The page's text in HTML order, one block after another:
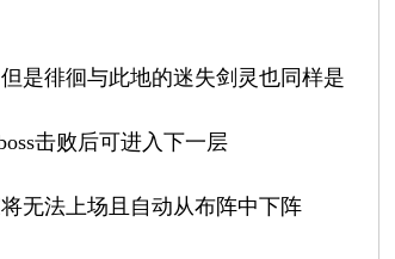
是徘徊与此地的迷失剑灵也同样是
击败后可进入下一层
无法上场且自动从布阵中下阵